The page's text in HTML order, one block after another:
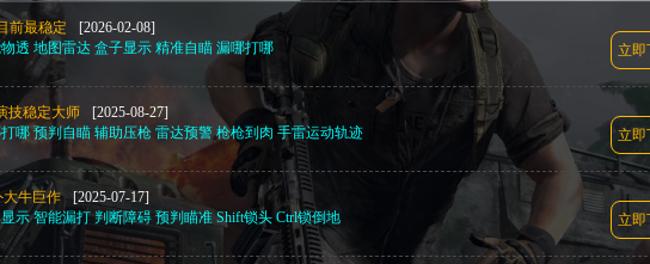
前最稳定
[2026-02-08]
透 地图雷达 盒子显示 精准自瞄 漏哪打哪
立即
技稳定大师
[2025-08-27]
哪 预判自瞄 辅助压枪 雷达预警 枪枪到肉 手雷运动轨迹
立即
牛巨作
[2025-07-17]
示 智能漏打 判断障碍 预判瞄准 Shift锁头 Ctrl锁倒地
立即